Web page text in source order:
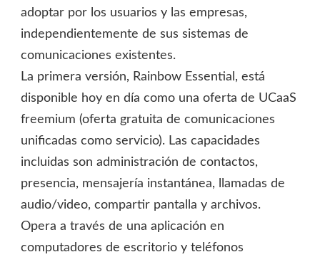
adoptar por los usuarios y las empresas,
independientemente de sus sistemas de
comunicaciones existentes.
La primera versión, Rainbow Essential, está
disponible hoy en día como una oferta de UCaaS
freemium (oferta gratuita de comunicaciones
unificadas como servicio). Las capacidades
incluidas son administración de contactos,
presencia, mensajería instantánea, llamadas de
audio/video, compartir pantalla y archivos.
Opera a través de una aplicación en
computadores de escritorio y teléfonos